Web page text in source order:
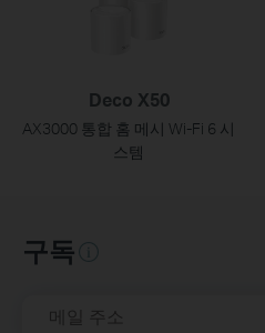
Deco X50
AX3000 통합 홈 메시 Wi-Fi 6 시
스템
구독
메일 주소